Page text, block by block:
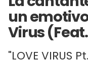
un
Virus
"LOVE VIRUS